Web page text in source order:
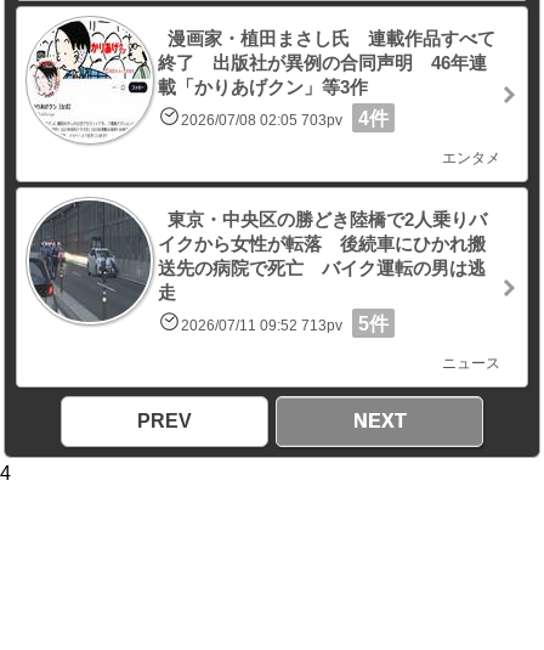
漫画家・植田まさし氏 連載作品すべて
終了 出版社が異例の合同声明 46年連
載「かりあげクン」等3作
2026/07/08 02:05 703pv 4件
エンタメ
東京・中央区の勝どき陸橋で2人乗りバ
イクから女性が転落 後続車にひかれ搬
送先の病院で死亡 バイク運転の男は逃
走
2026/07/11 09:52 713pv 5件
ニュース
PREV NEXT
4